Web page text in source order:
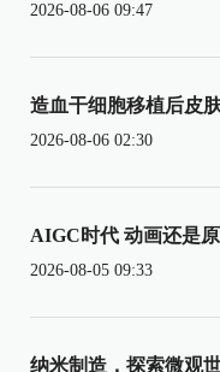
2026-08-06 09:47
造血干细胞移植后皮
2026-08-06 02:30
AIGC时代 动画还是
2026-08-05 09:33
纳米制造，探索微观